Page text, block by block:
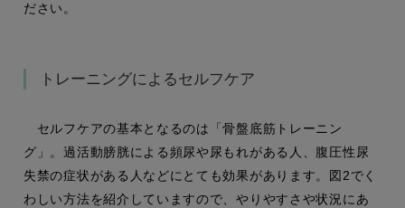
ださい。
トレーニングによるセルフケア
セルフケアの基本となるのは「骨盤底筋トレーニン
グ」。過活動膀胱による頻尿や尿もれがある人、腹圧性尿
失禁の症状がある人などにとても効果があります。図2でく
わしい方法を紹介していますので、やりやすさや状況にあ